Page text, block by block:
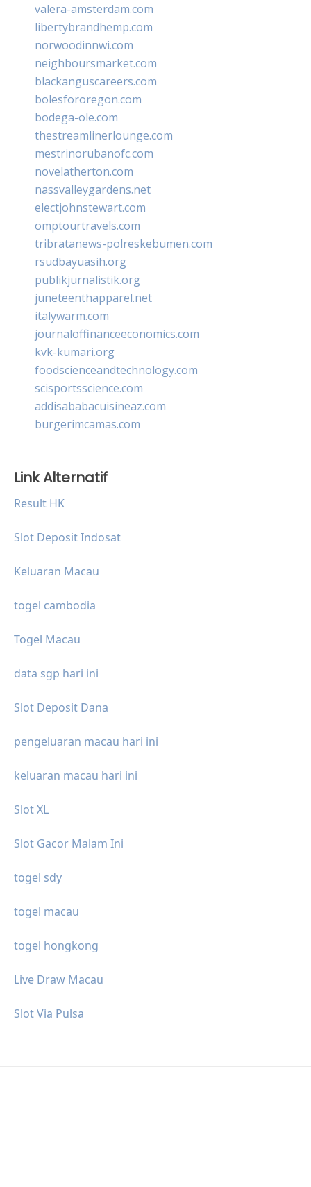
valera-amsterdam.com
libertybrandhemp.com
norwoodinnwi.com
neighboursmarket.com
blackanguscareers.com
bolesfororegon.com
bodega-ole.com
thestreamlinerlounge.com
mestrinorubanofc.com
novelatherton.com
nassvalleygardens.net
electjohnstewart.com
omptourtravels.com
tribratanews-polreskebumen.com
rsudbayuasih.org
publikjurnalistik.org
juneteenthapparel.net
italywarm.com
journaloffinanceeconomics.com
kvk-kumari.org
foodscienceandtechnology.com
scisportsscience.com
addisababacuisineaz.com
burgerimcamas.com
Link Alternatif
Result HK
Slot Deposit Indosat
Keluaran Macau
togel cambodia
Togel Macau
data sgp hari ini
Slot Deposit Dana
pengeluaran macau hari ini
keluaran macau hari ini
Slot XL
Slot Gacor Malam Ini
togel sdy
togel macau
togel hongkong
Live Draw Macau
Slot Via Pulsa